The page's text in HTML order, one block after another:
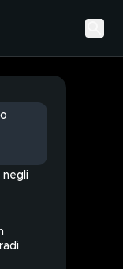
negli